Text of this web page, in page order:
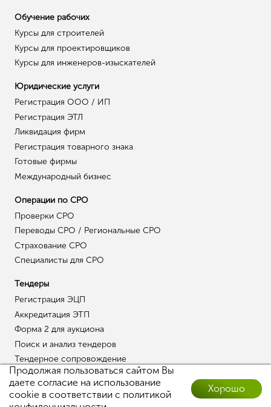
Обучение рабочих
Курсы для строителей
Курсы для проектировщиков
Курсы для инженеров-изыскателей
Юридические услуги
Регистрация ООО / ИП
Регистрация ЭТЛ
Ликвидация фирм
Регистрация товарного знака
Готовые фирмы
Международный бизнес
Операции по СРО
Проверки СРО
Переводы СРО / Региональные СРО
Страхование СРО
Специалисты для СРО
Тендеры
Регистрация ЭЦП
Аккредитация ЭТП
Форма 2 для аукциона
Поиск и анализ тендеров
Тендерное сопровождение
Оставить заявку
Продолжая пользоваться сайтом Вы
даете согласие на использование
cookie в соответствии с политикой
Хорошо